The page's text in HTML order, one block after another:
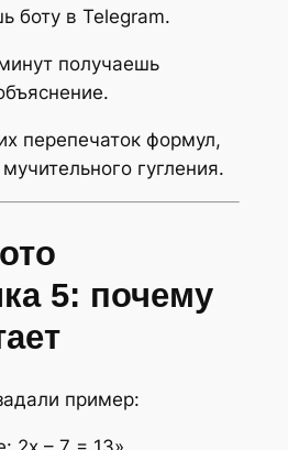
боту в Telegram.
получаешь
перепечаток формул,
гугления.
5: почему
пример: